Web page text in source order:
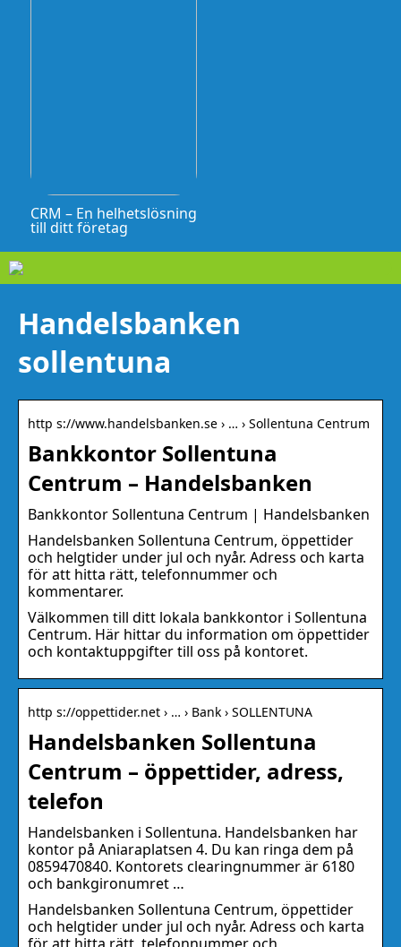
CRM – En helhetslösning
till ditt företag
Handelsbanken
sollentuna
http s://www.handelsbanken.se › … › Sollentuna Centrum
Bankkontor Sollentuna
Centrum – Handelsbanken
Bankkontor Sollentuna Centrum | Handelsbanken
Handelsbanken Sollentuna Centrum, öppettider
och helgtider under jul och nyår. Adress och karta
för att hitta rätt, telefonnummer och
kommentarer.
Välkommen till ditt lokala bankkontor i Sollentuna
Centrum. Här hittar du information om öppettider
och kontaktuppgifter till oss på kontoret.
http s://oppettider.net › … › Bank › SOLLENTUNA
Handelsbanken Sollentuna
Centrum – öppettider, adress,
telefon
Handelsbanken i Sollentuna. Handelsbanken har
kontor på Aniaraplatsen 4. Du kan ringa dem på
0859470840. Kontorets clearingnummer är 6180
och bankgironumret …
Handelsbanken Sollentuna Centrum, öppettider
och helgtider under jul och nyår. Adress och karta